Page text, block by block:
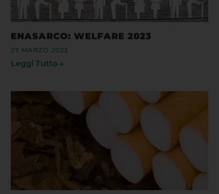
ENASARCO: WELFARE 2023
27 MARZO 2023
Leggi Tutto »